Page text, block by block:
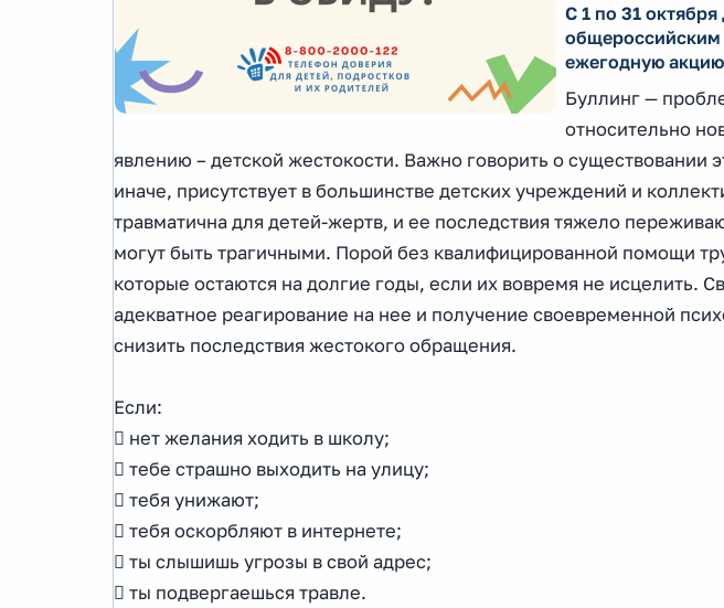
С 1 по 31
ежегодную
Буллинг —
относительно
явлению – детской жестокости. Важно говорить о существовании
иначе, присутствует в большинстве детских учреждений и
травматична для детей-жертв, и ее последствия тяжело
могут быть трагичными. Порой без квалифицированной помощи
которые остаются на долгие годы, если их вовремя не исцелить.
адекватное реагирование на нее и получение своевременной
снизить последствия жестокого обращения.
Если:
 нет желания ходить в школу;
 тебе страшно выходить на улицу;
 тебя унижают;
 тебя оскорбляют в интернете;
 ты слышишь угрозы в свой адрес;
 ты подвергаешься травле.